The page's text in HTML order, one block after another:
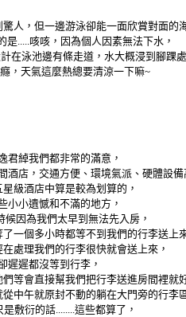
人，但一邊游泳卻能一面欣賞對面的
.....咳咳，因為個人因素無法下水，
在泳池邊有條走道，水大概浸到腳踝處
，天氣這麼熱總要清涼一下嘛~
君綽我們都非常的滿意，
店，交通方便、環境氣派、硬體設備
級酒店中算是較為划算的，
小小遺憾和不滿的地方，
因為我們太早到無法先入房，
一個多小時都等不到我們的行李送上
處理我們的行李很快就會送上來，
遲遲都沒等到行李，
等會直接幫我們把行李送進房間裡就
中午就原封不動的躺在大門旁的行李
敷衍的話........這些都算了，